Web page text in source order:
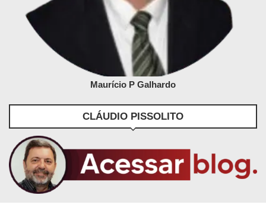
Maurício P Galhardo
CLÁUDIO PISSOLITO